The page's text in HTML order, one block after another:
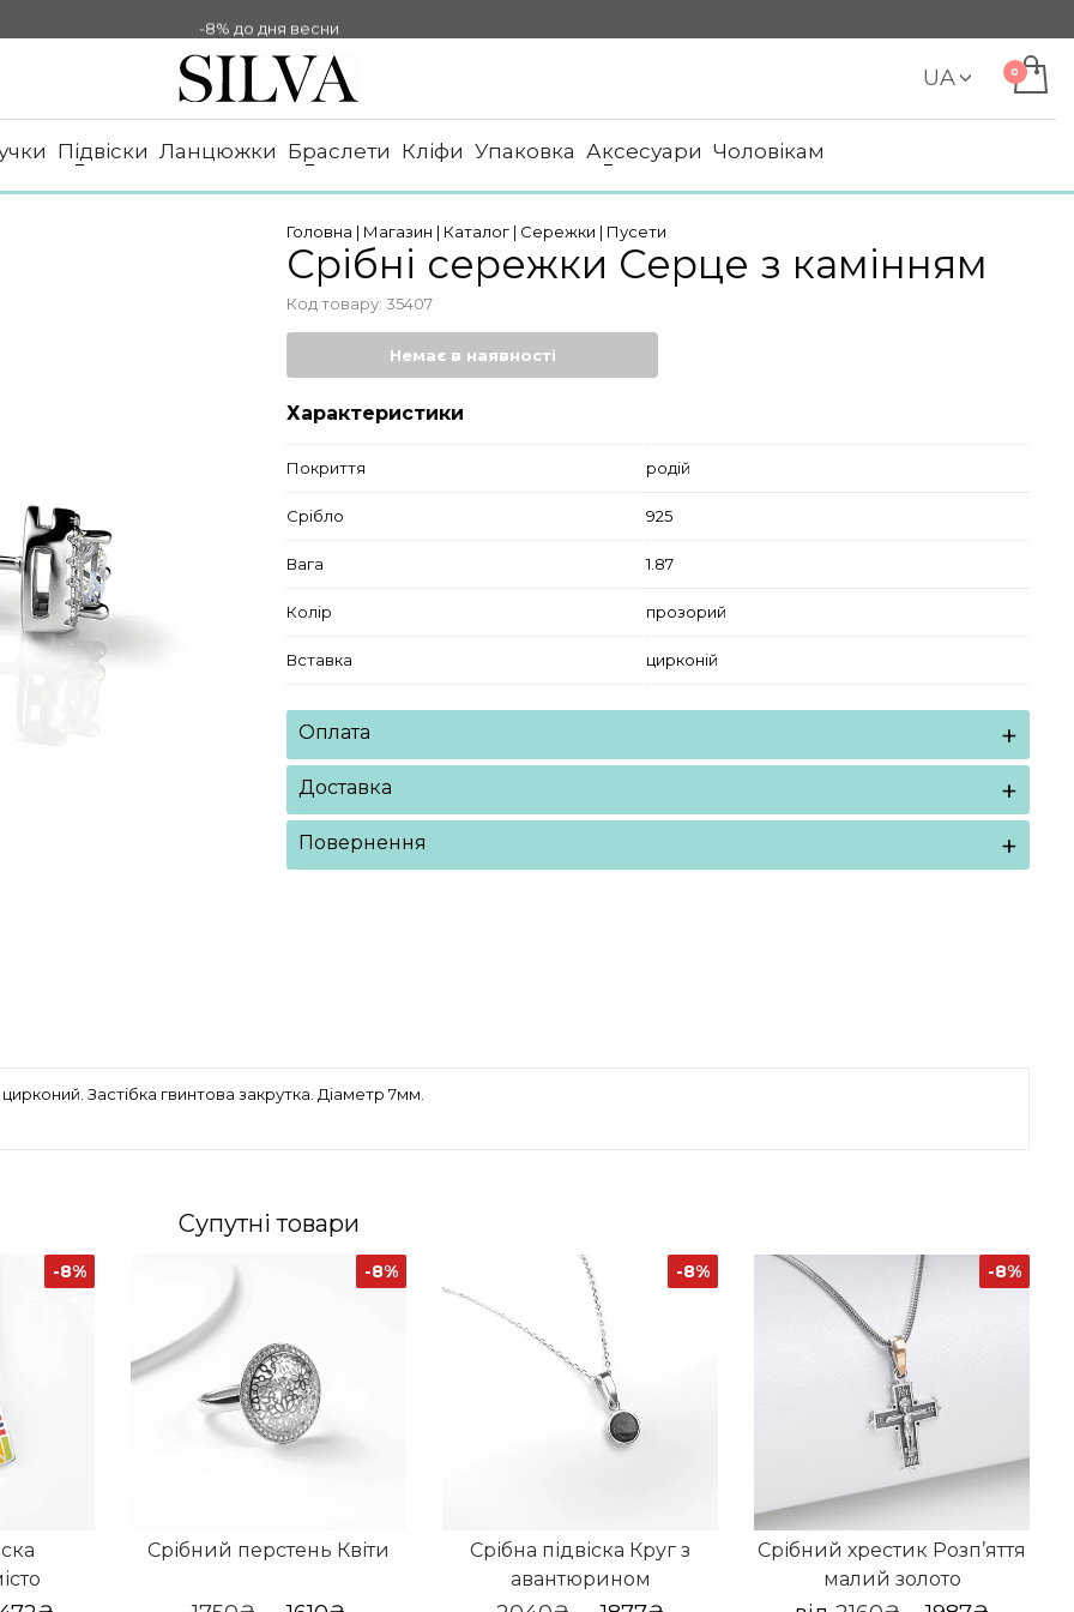
UA
Підвіски Ланцюжки Браслети Кліфи Упаковка Аксесуари Чоловікам
-8% до дня весни
-10% НА ОПЛАТУ ОНЛАЙН
-8% до дня весни
Головна | Магазин | Каталог | Сережки | Пусети
Срібні сережки Серце з камінням
Код товару: 35407
Немає в наявності
Характеристики
Покриття родій
Срібло 925
Вага 1.87
Колір прозорий
Вставка цирконій
Оплата
Доставка
Повернення
Застібка гвинтова закрутка. Діаметр 7мм.
Супутні товари
-8% -8%
Срібний перстень Квіти
-8%
Срібна підвіска Круг з
авантюрином
-8%
Срібний хрестик Розп’яття
малий золото